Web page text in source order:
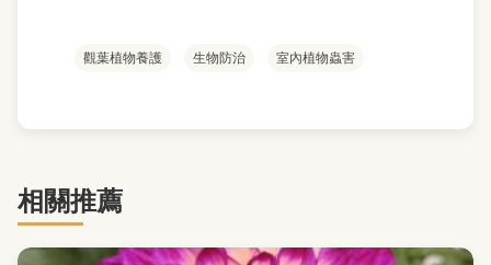
觀葉植物養護 生物防治 室內植物蟲害
相關推薦